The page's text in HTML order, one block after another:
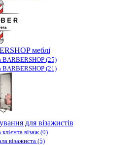
меблі
BARBERSHOP (25)
(21)
для візажистів
клієнта візаж (0)
візажиста (5)